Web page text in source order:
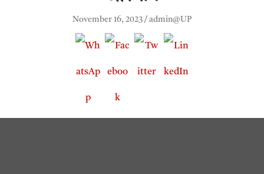
November 16, 2023 admin@UP